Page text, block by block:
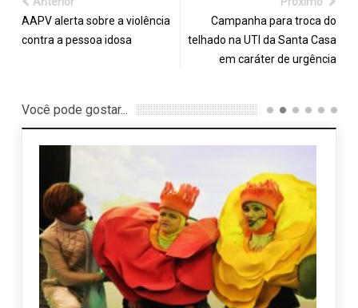
AAPV alerta sobre a violência
contra a pessoa idosa
Campanha para troca do
telhado na UTI da Santa Casa
em caráter de urgência
Você pode gostar...